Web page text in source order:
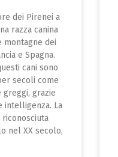
dei Pirenei a
razza canina
montagne dei
e Spagna.
cani sono
secoli come
grazie
intelligenza. La
riconosciuta
nel XX secolo,